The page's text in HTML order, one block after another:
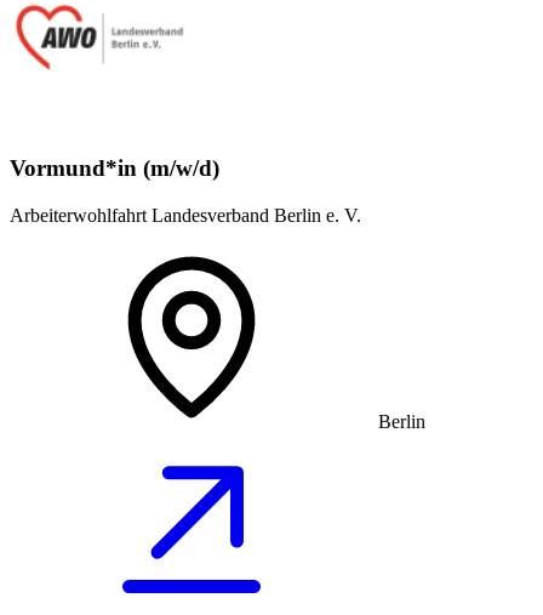
Vormund*in (m/w/d)
Arbeiterwohlfahrt Landesverband Berlin e. V.
Berlin